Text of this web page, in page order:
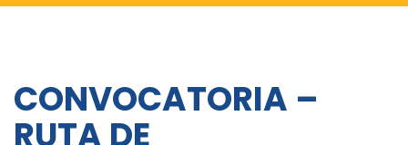
CONVOCATORIA –
RUTA DE